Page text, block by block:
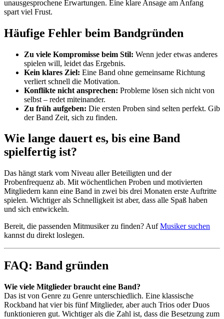
unausgesprochene Erwartungen. Eine klare Ansage am Anfang
spart viel Frust.
Häufige Fehler beim Bandgründen
Zu viele Kompromisse beim Stil: Wenn jeder etwas anderes
spielen will, leidet das Ergebnis.
Kein klares Ziel: Eine Band ohne gemeinsame Richtung
verliert schnell die Motivation.
Konflikte nicht ansprechen: Probleme lösen sich nicht von
selbst – redet miteinander.
Zu früh aufgeben: Die ersten Proben sind selten perfekt. Gib
der Band Zeit, sich zu finden.
Wie lange dauert es, bis eine Band
spielfertig ist?
Das hängt stark vom Niveau aller Beteiligten und der
Probenfrequenz ab. Mit wöchentlichen Proben und motivierten
Mitgliedern kann eine Band in zwei bis drei Monaten erste Auftritte
spielen. Wichtiger als Schnelligkeit ist aber, dass alle Spaß haben
und sich entwickeln.
Bereit, die passenden Mitmusiker zu finden? AufMusiker suchen
kannst du direkt loslegen.
FAQ: Band gründen
Wie viele Mitglieder braucht eine Band?
Das ist von Genre zu Genre unterschiedlich. Eine klassische
Rockband hat vier bis fünf Mitglieder, aber auch Trios oder Duos
funktionieren gut. Wichtiger als die Zahl ist, dass die Besetzung zum